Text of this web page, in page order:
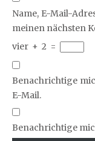
Name, E-Mail-
meinen nächsten
vier + 2 =
Benachrichtige
E-Mail.
Benachrichtige